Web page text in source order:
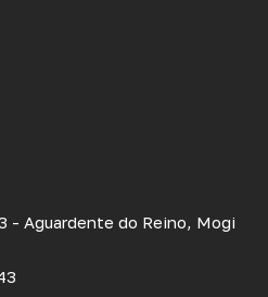
- Aguardente do Reino, Mogi